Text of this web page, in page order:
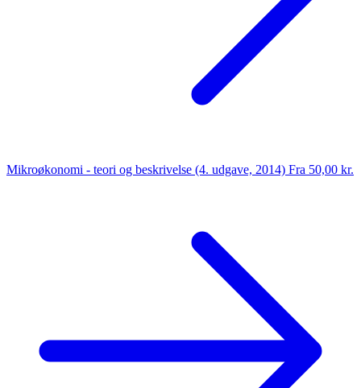
Mikroøkonomi - teori og beskrivelse (4. udgave, 2014) Fra 50,00 kr.